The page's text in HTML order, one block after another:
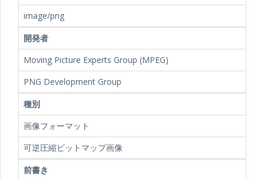
image/png
開発者
Moving Picture Experts Group (MPEG)
PNG Development Group
種別
画像フォーマット
可逆圧縮ビットマップ画像
前書き